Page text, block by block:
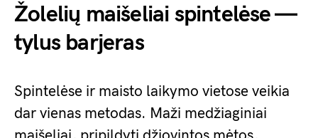
Žolelių maišeliai spintelėse —
tylus barjeras
Spintelėse ir maisto laikymo vietose veikia
dar vienas metodas. Maži medžiaginiai